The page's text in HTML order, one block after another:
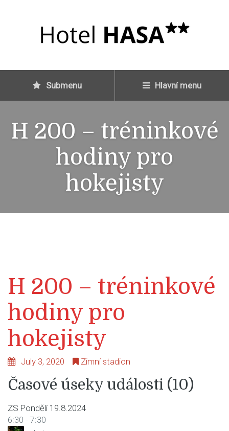
Submenu Hlavní menu
H 200 – tréninkové
hodiny pro
hokejisty
H 200 – tréninkové
hodiny pro
hokejisty
July 3, 2020 Zimní stadion
Časové úseky události (10)
ZS Pondělí 19.8.2024
6:30 - 7:30